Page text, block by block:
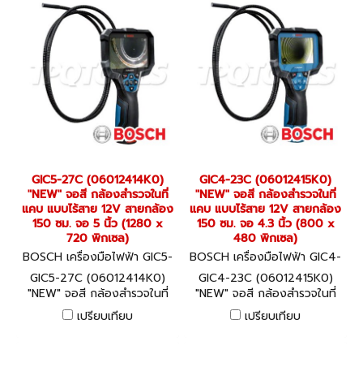
GIC5-27C (06012414K0)
"NEW" จอสี กล้องสำรวจในที่
แคบ แบบไร้สาย 12V สายกล้อง
150 ซม. จอ 5 นิ้ว (1280 x
720 พิกเซล)
BOSCH เครื่องมือไฟฟ้า GIC5-
27C (06012414K0)
GIC5-27C (06012414K0)
"NEW" จอสี กล้องสำรวจในที่
แคบ แบบไร้สาย 12V สายกล้อง
150 ซม. จอ 5 นิ้ว (1280 x
เปรียบเทียบ
GIC4-23C (06012415K0)
"NEW" จอสี กล้องสำรวจในที่
แคบ แบบไร้สาย 12V สายกล้อง
150 ซม. จอ 4.3 นิ้ว (800 x
480 พิกเซล)
BOSCH เครื่องมือไฟฟ้า GIC4-
23C (06012415K0)
GIC4-23C (06012415K0)
"NEW" จอสี กล้องสำรวจในที่
แคบ แบบไร้สาย 12V สายกล้อง
150 ซม. จอ 4.3 นิ้ว (800 x
เปรียบเทียบ